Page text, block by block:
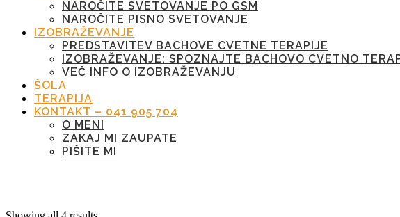
NAROČITE SVETOVANJE PO GSM
NAROČITE PISNO SVETOVANJE
IZOBRAŽEVANJE
PREDSTAVITEV BACHOVE CVETNE TERAPIJE
IZOBRAŽEVANJE: SPOZNAJTE BACHOVO CVETNO
VEČ INFO O IZOBRAŽEVANJU
ŠOLA
TERAPIJA
KONTAKT – 041 905 704
O MENI
ZAKAJ MI ZAUPATE
PIŠITE MI